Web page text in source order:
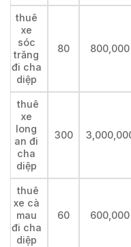
thuê
xe
sóc
trăng
đi cha
diệp
80 800,000
thuê
xe
long
an đi
cha
diệp
300
thuê
xe cà
mau
đi cha
diệp
60 600,000